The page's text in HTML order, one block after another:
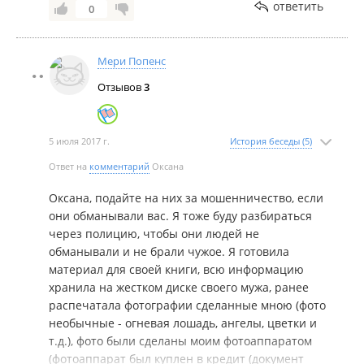
оставлю. Будем разбираться. Вы не туда полезли.
Верните.
городе аналогично по телефону разговаривает,
хотя тут на сайте утверждает что у них отличный
сервис...
0 ответить
Мери Попенс
Отзывов3
5 июля 2017 г. История беседы (5)
Ответ на комментарий Оксана
Оксана, подайте на них за мошенничество, если
они обманывали вас. Я тоже буду разбираться
через полицию, чтобы они людей не
обманывали и не брали чужое. Я готовила
материал для своей книги, всю информацию
хранила на жестком диске своего мужа, ранее
распечатала фотографии сделанные мною (фото
необычные - огневая лошадь, ангелы, цветки и
т.д.), фото были сделаны моим фотоаппаратом
(фотоаппарат был куплен в кредит (документ